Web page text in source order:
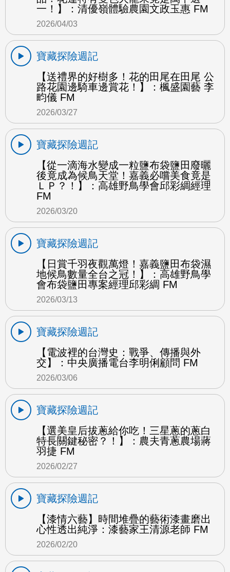
一！】：清優嶺體驗農園文政玉惠 FM
2026/04/03
寶藏探險週記
【送禮界的好樹多！花的田尾在田尾 公
路花園邊騎車邊賞花！】：楓盛園藝 李
畇儀 FM
2026/03/27
寶藏探險週記
【從一滴海水變成一粒鹽布袋鹽田廢曬
後竟成為候鳥天堂！嘉義必嚐美食竟是
ＬＰ？！】：高雄野鳥學會邱彩綢經理
FM
2026/03/20
寶藏探險週記
【日賞千羽夜觀萬燈！嘉義鹽田布袋濕
地候鳥數量全台之冠！】：高雄野鳥學
會布袋鹽田專案經理邱彩綢 FM
2026/03/13
寶藏探險週記
【電波裡的台灣史：戰爭、傳播與外
交】：中央廣播電台李明俐顧問 FM
2026/03/06
寶藏探險週記
【選美皇后拔蔥給你吃！三星蔥的蔥白
特長關鍵秘密？！】：農夫青蔥農場蔣
羽捷 FM
2026/02/27
寶藏探險週記
【漆情六藝】時間堆疊的藝術漆畫磨出
心性透出純淨：漆藝家王清源老師 FM
2026/02/20